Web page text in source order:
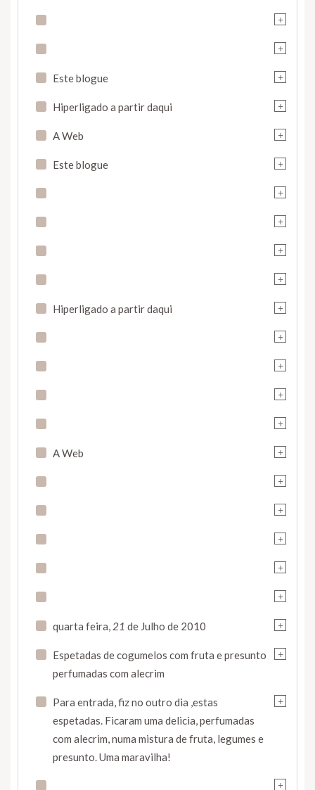
+
+
+
Este blogue
+
Hiperligado a partir daqui
+
A Web
+
Este blogue
+
+
+
+
+
Hiperligado a partir daqui
+
+
+
+
+
A Web
+
+
+
+
+
+
quarta feira, 21 de Julho de 2010
+
Espetadas de cogumelos com fruta e presunto
perfumadas com alecrim
+
Para entrada, fiz no outro dia ,estas
espetadas. Ficaram uma delicia, perfumadas
com alecrim, numa mistura de fruta, legumes e
presunto. Uma maravilha!
+